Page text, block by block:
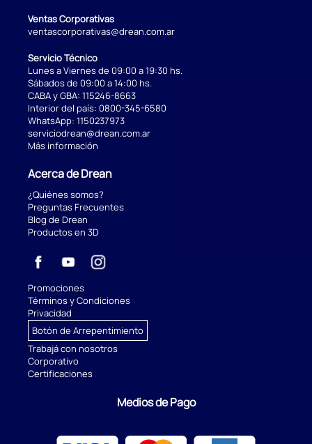
Ventas Corporativas
ventascorporativas@drean.com.ar
Servicio Técnico
Lunes a Viernes de 09:00 a 19:30 hs.
Sábados de 09:00 a 14:00 hs.
CABA y GBA: 115246-8663
Interior del país: 0800-345-6580
WhatsApp: 1150237973
serviciodrean@drean.com.ar
Más información
Acerca de Drean
¿Quiénes somos?
Preguntas Frecuentes
Blog de Drean
Productos en 3D
Promociones
Términos y Condiciones
Privacidad
Botón de Arrepentimiento
Trabajá con nosotros
Corporativo
Certificaciones
Medios de Pago